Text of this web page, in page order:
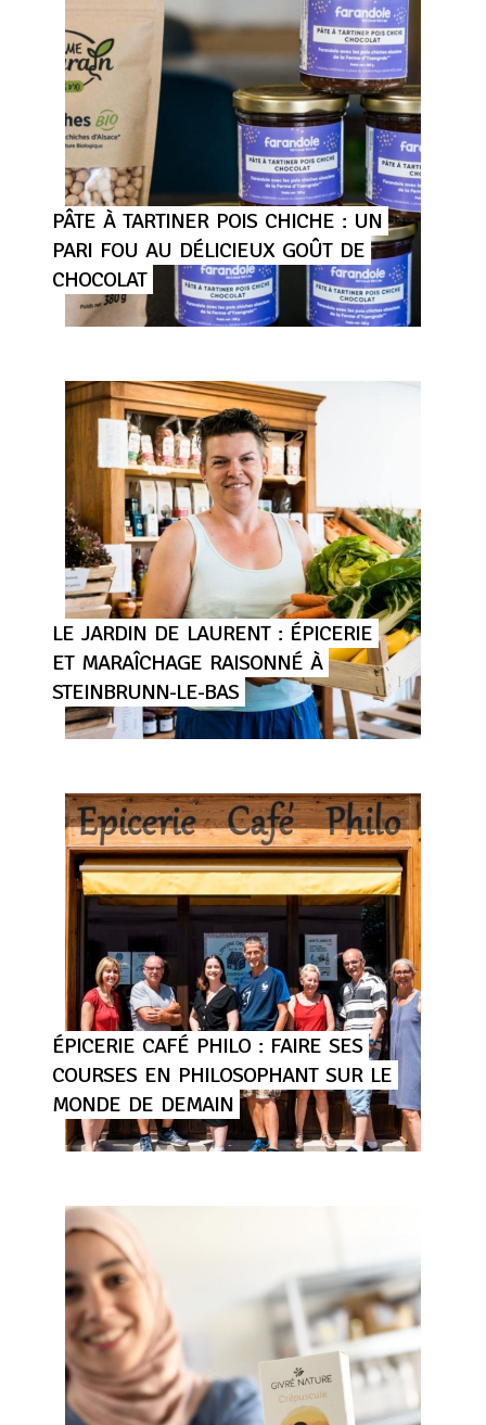
PÂTE À TARTINER POIS CHICHE : UN
PARI FOU AU DÉLICIEUX GOÛT DE
CHOCOLAT
LE JARDIN DE LAURENT : ÉPICERIE
ET MARAÎCHAGE RAISONNÉ À
STEINBRUNN-LE-BAS
ÉPICERIE CAFÉ PHILO : FAIRE SES
COURSES EN PHILOSOPHANT SUR LE
MONDE DE DEMAIN